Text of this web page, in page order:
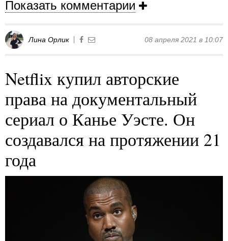
Показать комментарии
Лина Орлик 08 апреля 2021 в 10:07
Netflix купил авторские
права на документальный
сериал о Канье Уэсте. Он
создавался на протяжении 21
года